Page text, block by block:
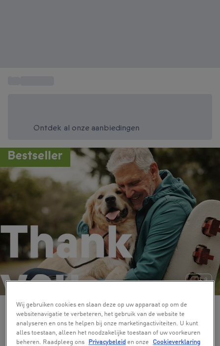
Ontdek al onze aanbiedingen
+ 3
Wij gebruiken cookies en slaan deze op uw apparaat op om de
websitenavigatie te verbeteren, het gebruik van de website te
analyseren en ons te helpen bij onze marketingactiviteiten. U kunt
alles toestaan, alleen het noodzakelijke toestaan of uw voorkeuren
beheren. Raadpleeg ons
Privacybeleid en onze
Cookieverklaring